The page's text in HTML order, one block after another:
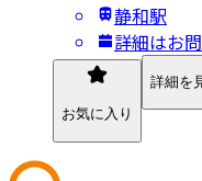
静和駅
詳細はお
お気に入り
詳細を